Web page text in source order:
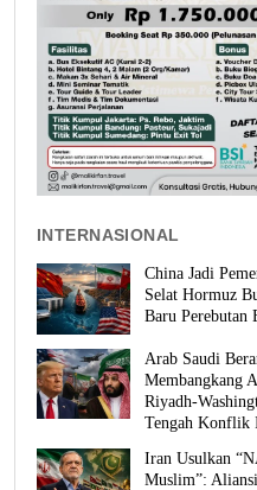
INTERNASIONAL
China Jadi
Selat Hormuz
Baru Perebutan
Arab Saudi
Membangkang
Riyadh-
Tengah Konflik
Iran Usulkan
Muslim”: